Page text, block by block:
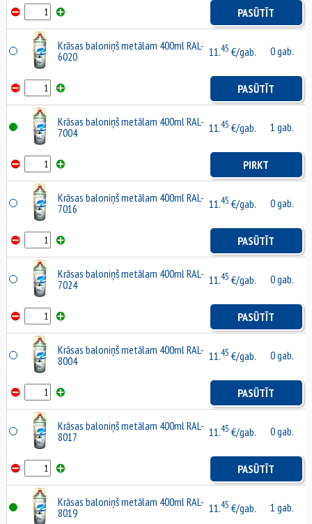
PASŪTĪT
Krāsas baloniņš metālam 400ml RAL-
6020
11.45 €/gab. 0 gab.
PASŪTĪT
Krāsas baloniņš metālam 400ml RAL-
7004
11.45 €/gab. 1 gab.
PIRKT
Krāsas baloniņš metālam 400ml RAL-
7016
11.45 €/gab. 0 gab.
PASŪTĪT
Krāsas baloniņš metālam 400ml RAL-
7024
11.45 €/gab. 0 gab.
PASŪTĪT
Krāsas baloniņš metālam 400ml RAL-
8004
11.45 €/gab. 0 gab.
PASŪTĪT
Krāsas baloniņš metālam 400ml RAL-
8017
11.45 €/gab. 0 gab.
PASŪTĪT
Krāsas baloniņš metālam 400ml RAL-
8019
11.45 €/gab. 1 gab.